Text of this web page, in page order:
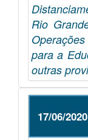
Rio
para a
outras
17/06/2020